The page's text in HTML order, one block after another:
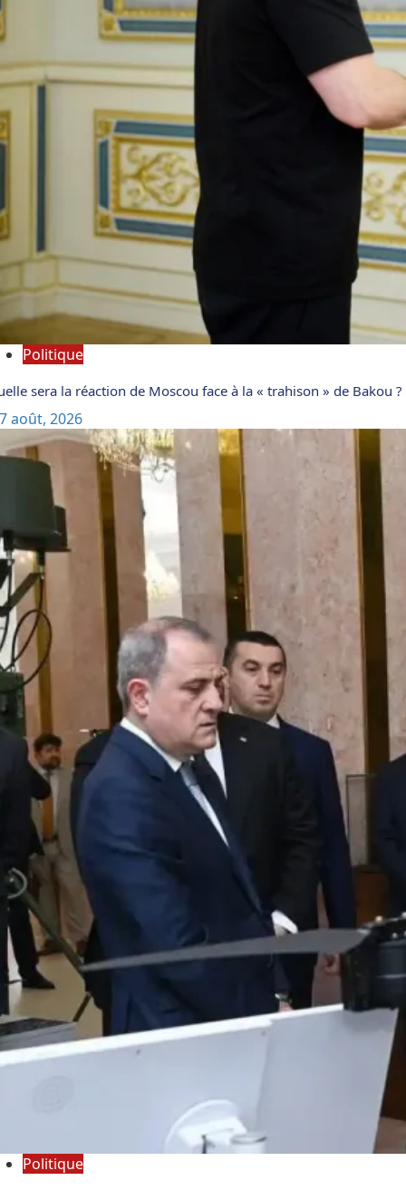
Politique
sera la réaction de Moscou face à la « trahison » de Bakou ?
7 août, 2026
Politique